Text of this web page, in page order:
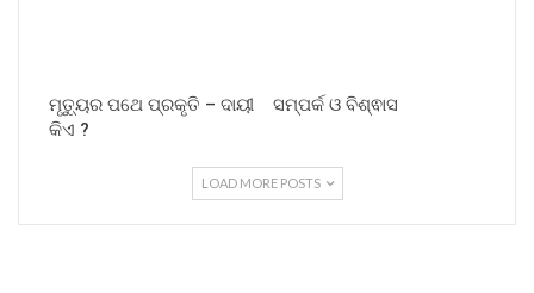
ମୃତ୍ୟୁର ପଥେ ପ୍ରକୃତି – ଦାୟୀ
କିଏ ?
ସମ୍ପର୍କ ଓ ବିଶ୍ଵାସ
LOAD MORE POSTS